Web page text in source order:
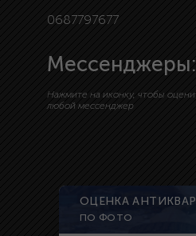
0687797677
Мессенджеры:
Нажмите на иконку, чтобы
любой мессенджер
ОЦЕНКА
ПО ФОТО